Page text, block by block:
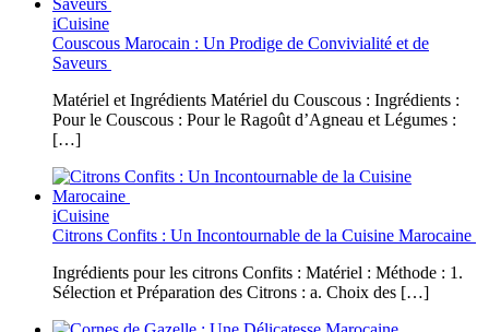
iCuisine
Couscous Marocain : Un Prodige de Convivialité et de
Saveurs
Matériel et Ingrédients Matériel du Couscous : Ingrédients :
Pour le Couscous : Pour le Ragoût d’Agneau et Légumes :
[…]
iCuisine
Citrons Confits : Un Incontournable de la Cuisine Marocaine
Ingrédients pour les citrons Confits : Matériel : Méthode : 1.
Sélection et Préparation des Citrons : a. Choix des […]